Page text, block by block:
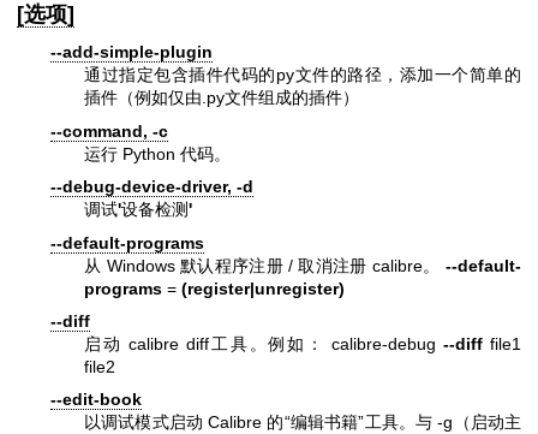
[选项]
--add-simple-plugin
通过指定包含插件代码的py文件的路径，添加一个简单的
插件（例如仅由.py文件组成的插件）
--command, -c
运行 Python 代码。
--debug-device-driver, -d
调试'设备检测'
--default-programs
从 Windows 默认程序注册 / 取消注册 calibre。 --default-
programs = (register|unregister)
--diff
启动 calibre diff工具。例如： calibre-debug--diff file1
file2
--edit-book
以调试模式启动 Calibre 的“编辑书籍”工具。与 -g（启动主